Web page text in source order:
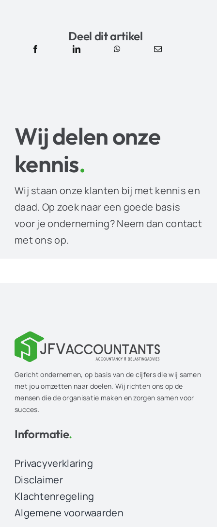
Deel dit artikel
Wij delen onze
kennis.
Wij staan onze klanten bij met kennis en
daad. Op zoek naar een goede basis
voor je onderneming? Neem dan contact
met ons op.
Gericht ondernemen, op basis van de cijfers die wij samen
met jou omzetten naar doelen. Wij richten ons op de
mensen die de organisatie maken en zorgen samen voor
succes.
Informatie.
Privacyverklaring
Disclaimer
Klachtenregeling
Algemene voorwaarden